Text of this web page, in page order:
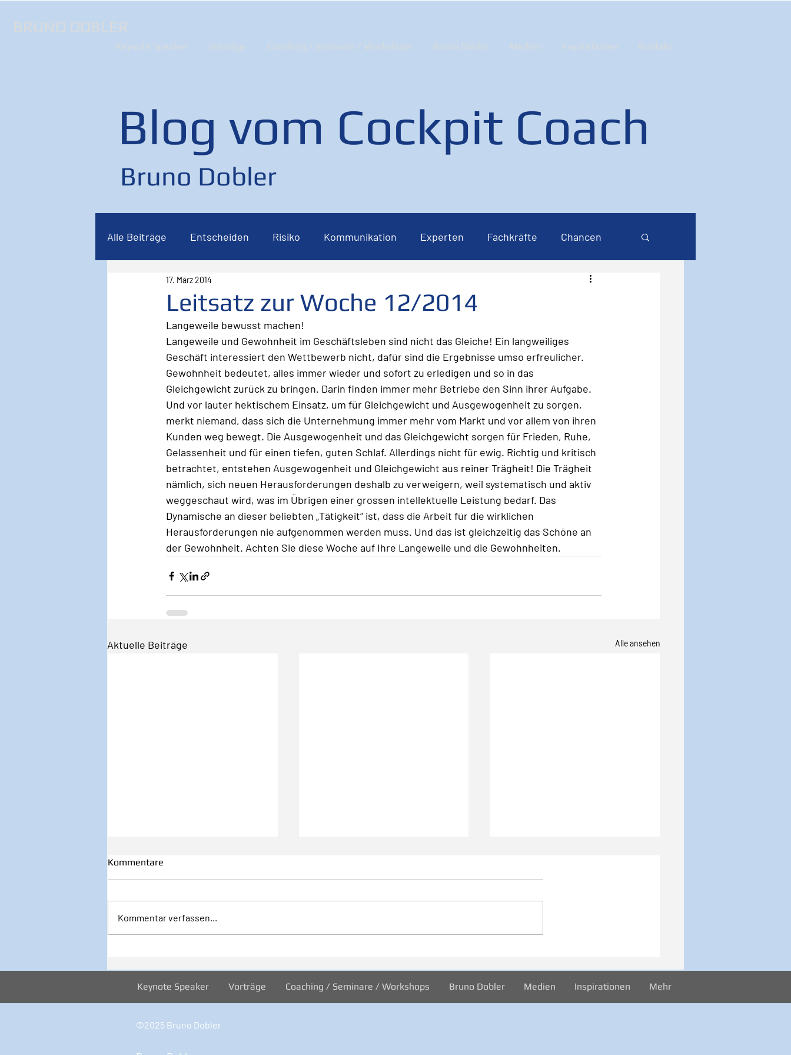
BRUNO DOBLER
Keynote Speaker Vorträge Coaching / Seminare / Workshops Bruno Dobler Medien Inspirationen Kontakt
Blog vom Cockpit Coach
Bruno Dobler
Alle Beiträge Entscheiden Risiko Kommunikation Experten Fachkräfte Chancen
Lebenspilot
Sicherheit Inspiration Leadership
Wirken, Wirkung Keynote Risiko Glück Mut Change
Leitsatz zur Woche 12/2014
17. März 2014
Langeweile bewusst machen!
Langeweile und Gewohnheit im Geschäftsleben sind nicht das Gleiche! Ein langweiliges
Geschäft interessiert den Wettbewerb nicht, dafür sind die Ergebnisse umso erfreulicher.
Gewohnheit bedeutet, alles immer wieder und sofort zu erledigen und so in das
Gleichgewicht zurück zu bringen. Darin finden immer mehr Betriebe den Sinn ihrer Aufgabe.
Und vor lauter hektischem Einsatz, um für Gleichgewicht und Ausgewogenheit zu sorgen,
merkt niemand, dass sich die Unternehmung immer mehr vom Markt und vor allem von ihren
Kunden weg bewegt. Die Ausgewogenheit und das Gleichgewicht sorgen für Frieden, Ruhe,
Gelassenheit und für einen tiefen, guten Schlaf. Allerdings nicht für ewig. Richtig und kritisch
betrachtet, entstehen Ausgewogenheit und Gleichgewicht aus reiner Trägheit! Die Trägheit
nämlich, sich neuen Herausforderungen deshalb zu verweigern, weil systematisch und aktiv
weggeschaut wird, was im Übrigen einer grossen intellektuelle Leistung bedarf. Das
Dynamische an dieser beliebten „Tätigkeit“ ist, dass die Arbeit für die wirklichen
Herausforderungen nie aufgenommen werden muss. Und das ist gleichzeitig das Schöne an
der Gewohnheit. Achten Sie diese Woche auf Ihre Langeweile und die Gewohnheiten.
Aktuelle Beiträge Alle ansehen
Kommentare
Kommentar verfassen...
Keynote Speaker Vorträge Coaching / Seminare / Workshops Bruno Dobler Medien Inspirationen Mehr
©2025 Bruno Dobler